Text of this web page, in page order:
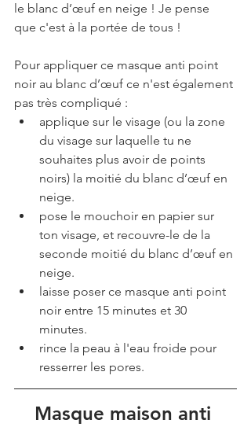
le blanc d’œuf en neige ! Je pense
que c'est à la portée de tous !
Pour appliquer ce masque anti point
noir au blanc d’œuf ce n'est également
pas très compliqué :
applique sur le visage (ou la zone
du visage sur laquelle tu ne
souhaites plus avoir de points
noirs) la moitié du blanc d’œuf en
neige.
pose le mouchoir en papier sur
ton visage, et recouvre-le de la
seconde moitié du blanc d’œuf en
neige.
laisse poser ce masque anti point
noir entre 15 minutes et 30
minutes.
rince la peau à l'eau froide pour
resserrer les pores.
Masque maison anti